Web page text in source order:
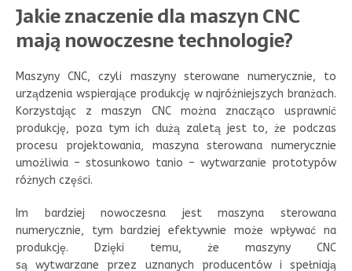
Jakie znaczenie dla maszyn CNC
mają nowoczesne technologie?
Maszyny CNC, czyli maszyny sterowane numerycznie, to
urządzenia wspierające produkcję w najróżniejszych branżach.
Korzystając z maszyn CNC można znacząco usprawnić
produkcję, poza tym ich dużą zaletą jest to, że podczas
procesu projektowania, maszyna sterowana numerycznie
umożliwia – stosunkowo tanio – wytwarzanie prototypów
różnych części.
Im bardziej nowoczesna jest maszyna sterowana
numerycznie, tym bardziej efektywnie może wpływać na
produkcję. Dzięki temu, że maszyny CNC
są wytwarzane przez uznanych producentów i spełniają